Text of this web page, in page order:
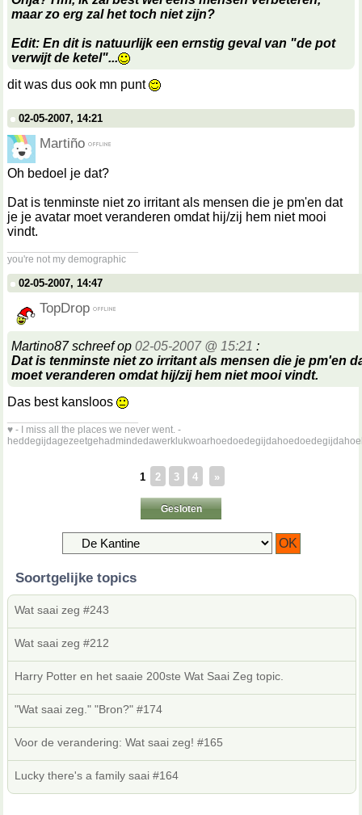
maar zo erg zal het toch niet zijn?
Edit: En dit is natuurlijk een ernstig geval van "de pot
verwijt de ketel"...
dit was dus ook mn punt
02-05-2007, 14:21
Martiño
Oh bedoel je dat?
Dat is tenminste niet zo irritant als mensen die je pm'en dat
je je avatar moet veranderen omdat hij/zij hem niet mooi
vindt.
you're not my demographic
02-05-2007, 14:47
TopDrop
Martino87 schreef op 02-05-2007 @ 15:21 :
Dat is tenminste niet zo irritant als mensen die je pm'en
moet veranderen omdat hij/zij hem niet mooi vindt.
Das best kansloos
♥ - I miss all the places we never went. -
1 2 3 4 »
Gesloten
Soortgelijke topics
Wat saai zeg #243
Wat saai zeg #212
Harry Potter en het saaie 200ste Wat Saai Zeg topic.
"Wat saai zeg." "Bron?" #174
Voor de verandering: Wat saai zeg! #165
Lucky there's a family saai #164